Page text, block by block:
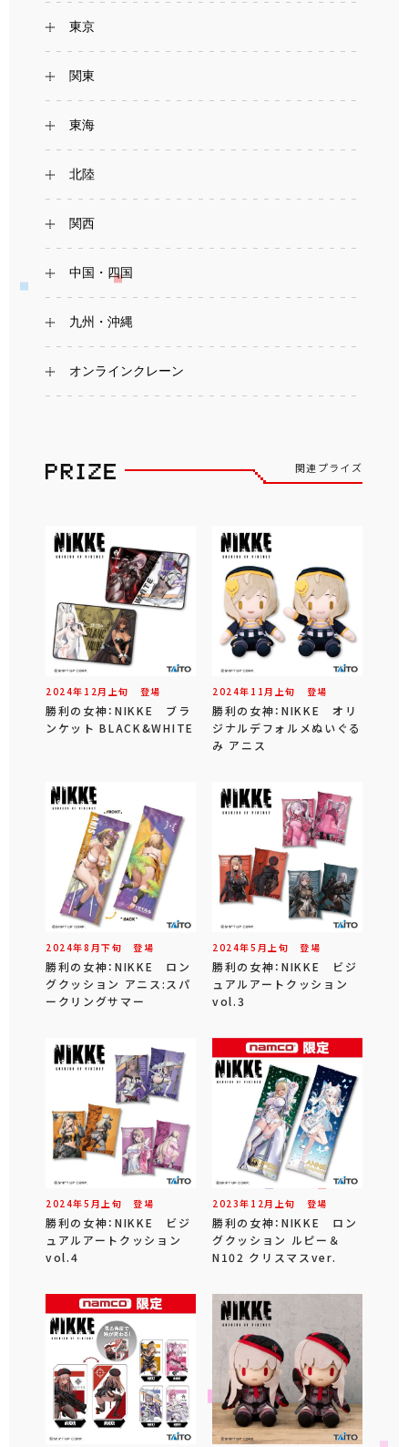
東京
関東
東海
北陸
関西
中国・四国
九州・沖縄
オンラインクレーン
関連プライズ
2024年 12 月 上旬 登場
勝利の女神：NIKKE ブラ
ンケット BLACK&WHITE
2024年 11 月 上旬 登場
勝利の女神：NIKKE オリ
ジナルデフォルメぬいぐる
み アニス
2024年8 月下旬 登場
勝利の女神：NIKKE ロン
グクッション アニス:スパ
ークリングサマー
2024年5 月 上旬 登場
勝利の女神：NIKKE ビジ
ュアルアートクッション
vol.3
2024年5 月 上旬 登場
勝利の女神：NIKKE ビジ
ュアルアートクッション
vol.4
2023年 12 月 上旬 登場
勝利の女神：NIKKE ロン
グクッション ルピー＆
N102 クリスマスver.